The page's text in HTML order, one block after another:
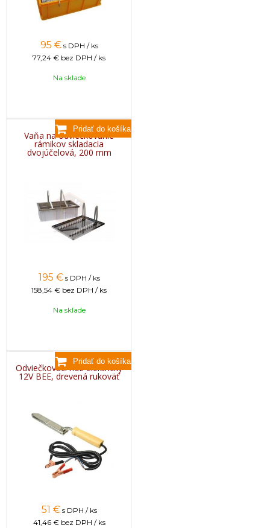
95 € s DPH / ks
77,24 € bez DPH / ks
Na sklade
Vaňa na odviečkovanie
rámikov skladacia
dvojúčelová, 200 mm
195 € s DPH / ks
158,54 € bez DPH / ks
Na sklade
Odviečkovací nôž elektrický
12V BEE, drevená rukoväť
51 € s DPH / ks
41,46 € bez DPH / ks